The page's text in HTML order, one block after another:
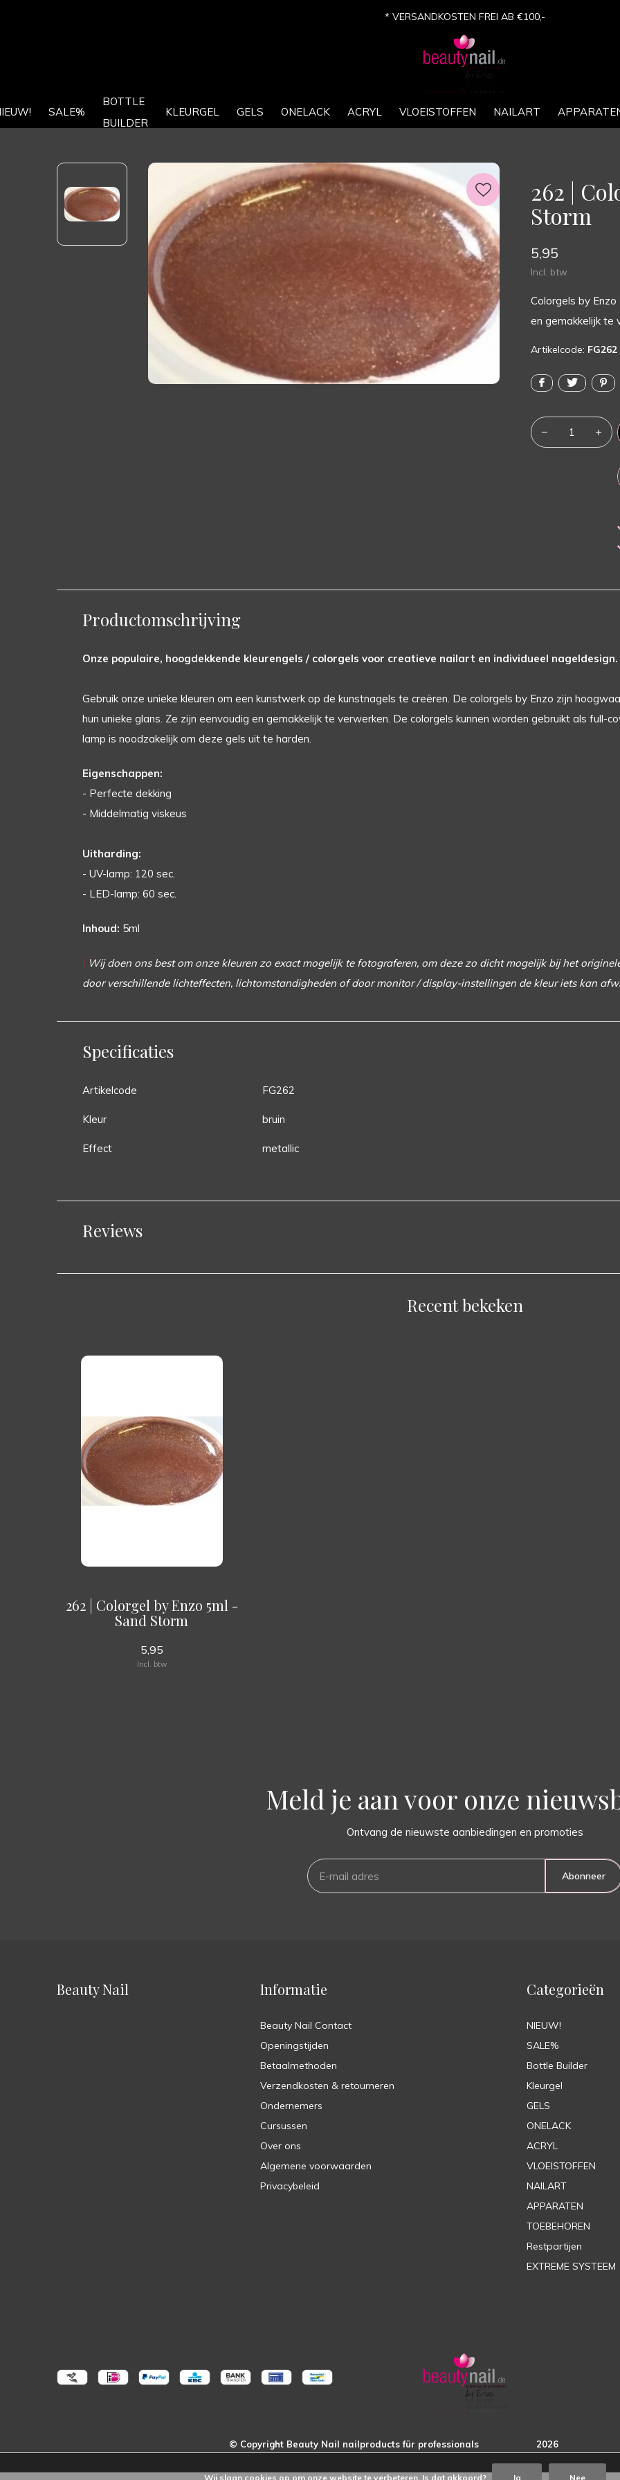
SALE%
BOTTLE
BUILDER
KLEURGEL GELS ONELACK ACRYL VLOEISTOFFEN NAILART
* VERSANDKOSTEN FREI AB €100,-
262 |
Storm
5,95
Incl. btw
Colorgels by
en gemakkelijk te
Artikelcode: FG262
Productomschrijving
Onze populaire, hoogdekkende kleurengels / colorgels voor creatieve nailart en individueel nageldesign.
Gebruik onze unieke kleuren om een kunstwerk op de kunstnagels te creëren. De colorgels by Enzo zijn
hun unieke glans. Ze zijn eenvoudig en gemakkelijk te verwerken. De colorgels kunnen worden gebruikt als full-
lamp is noodzakelijk om deze gels uit te harden.
Eigenschappen:
- Perfecte dekking
- Middelmatig viskeus
Uitharding:
- UV-lamp: 120 sec.
- LED-lamp: 60 sec.
Inhoud: 5ml
! Wij doen ons best om onze kleuren zo exact mogelijk te fotograferen, om deze zo dicht mogelijk bij het
door verschillende lichteffecten, lichtomstandigheden of door monitor / display-instellingen de kleur iets kan
Specificaties
Artikelcode FG262
Kleur bruin
Effect metallic
Reviews
Recent bekeken
262 | Colorgel by Enzo 5ml -
Sand Storm
5,95
Incl. btw
Meld je aan voor onze
Ontvang de nieuwste aanbiedingen en promoties
Abonneer
Beauty Nail Informatie
Beauty Nail Contact
Openingstijden
Betaalmethoden
Verzendkosten & retourneren
Ondernemers
Cursussen
Over ons
Algemene voorwaarden
Privacybeleid
Categorieën
NIEUW!
SALE%
Bottle Builder
Kleurgel
GELS
ONELACK
ACRYL
VLOEISTOFFEN
NAILART
APPARATEN
TOEBEHOREN
Restpartijen
EXTREME SYSTEEM
Wij slaan cookies op om onze website te verbeteren. Is dat akkoord? Ja Nee